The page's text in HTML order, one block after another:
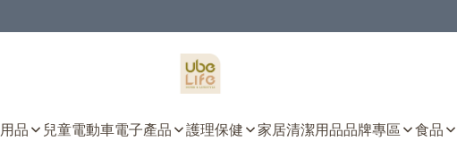
品 兒童電動車電子產品 護理保健 家居清潔用品品牌專區 食品